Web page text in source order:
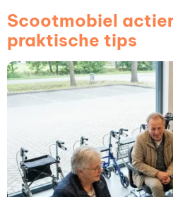
Scootmobiel
praktische tips